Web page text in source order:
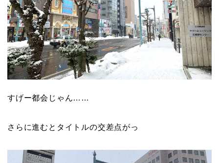
すげー都会じゃん……
さらに進むとタイトルの交差点がっ